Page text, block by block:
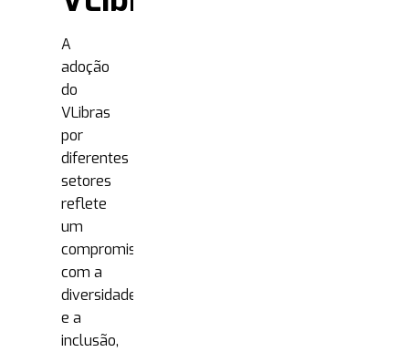
A
adoção
do
VLibras
por
diferentes
setores
reflete
um
compromisso
com a
diversidade
e a
inclusão,